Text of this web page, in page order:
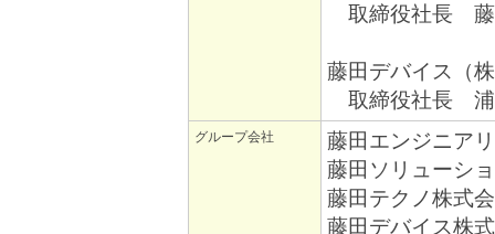
取締役社長 藤
藤田デバイス（
取締役社長 浦
グループ会社
藤田エンジニア
藤田ソリューシ
藤田テクノ株式
藤田デバイス株